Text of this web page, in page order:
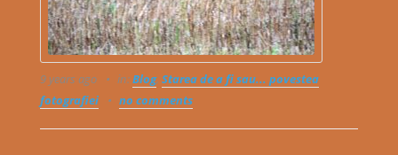
9 years ago in:Blog, Starea de a fi sau... povestea
fotografiei
no comments